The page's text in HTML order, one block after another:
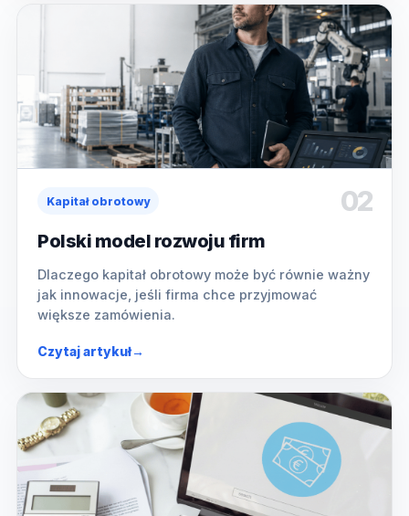
Kapitał obrotowy 02
Polski model rozwoju firm
Dlaczego kapitał obrotowy może być równie ważny
jak innowacje, jeśli firma chce przyjmować
większe zamówienia.
Czytaj artykuł→